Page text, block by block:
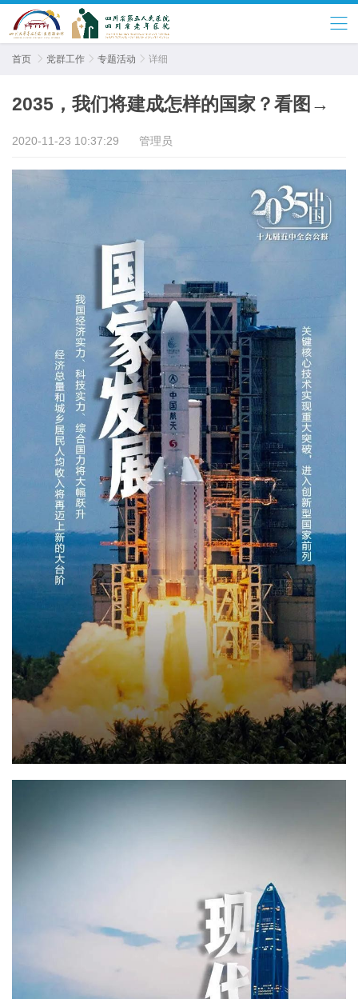
首页  党群工作  专题活动  详细
2035，我们将建成怎样的国家？看图→
2020-11-23 10:37:29 管理员